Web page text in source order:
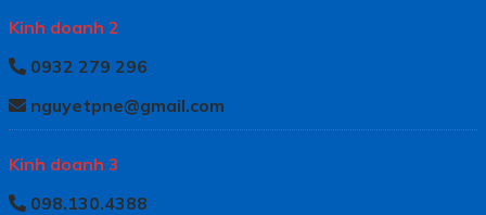
Kinh doanh 2
0932 279 296
nguyetpne@gmail.com
Kinh doanh 3
098.130.4388